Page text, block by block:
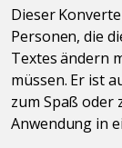
Dieser
Personen, die
Textes ändern
müssen. Er ist
zum Spaß oder
Anwendung in